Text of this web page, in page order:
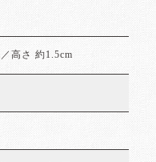
高さ 約1.5cm